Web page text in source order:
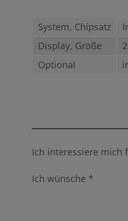
System, Chipsatz
Display, Größe
Optional
Ich interessiere mich
Ich wünsche *